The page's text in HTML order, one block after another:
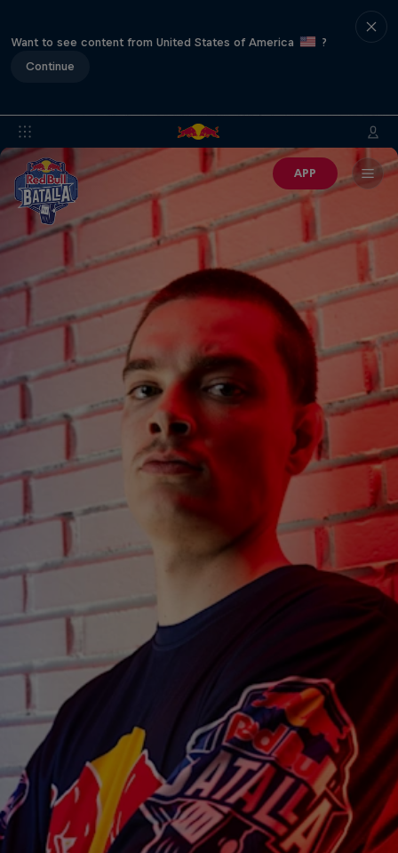
Want to see content from United States of America
?
Continue
APP